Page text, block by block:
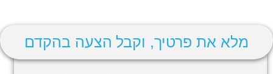
מלא את פרטיך, וקבל הצעה בהקדם